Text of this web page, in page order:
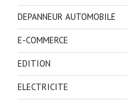
DEPANNEUR AUTOMOBILE
E-COMMERCE
EDITION
ELECTRICITE